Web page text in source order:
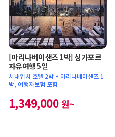
[마리나베이샌즈 1박] 싱가포르
자유여행 5일
시내위치 호텔 2박 + 마리나베이샌즈 1
박, 여행자보험 포함
1,349,000원~